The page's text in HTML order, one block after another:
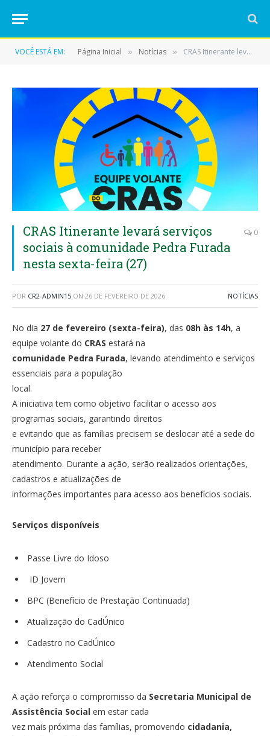
VOCÊ ESTÁ EM: Página Inicial » Notícias » CRAS Itinerante levará serviços sociais à comunidade Pedra Furada nesta sexta-feira (27)
CRAS Itinerante levará serviços
sociais à comunidade Pedra Furada
nesta sexta-feira (27)
0
POR CR2-ADMIN15 ON 26 DE FEVEREIRO DE 2026 NOTÍCIAS
No dia 27 de fevereiro (sexta-feira), das 08h às 14h, a
equipe volante do CRAS estará na
comunidade Pedra Furada, levando atendimento e serviços
essenciais para a população
local.
A iniciativa tem como objetivo facilitar o acesso aos
programas sociais, garantindo direitos
e evitando que as famílias precisem se deslocar até a sede do
município para receber
atendimento. Durante a ação, serão realizados orientações,
cadastros e atualizações de
informações importantes para acesso aos benefícios sociais.
Serviços disponíveis
Passe Livre do Idoso
ID Jovem
BPC (Benefício de Prestação Continuada)
Atualização do CadÚnico
Cadastro no CadÚnico
Atendimento Social
A ação reforça o compromisso da Secretaria Municipal de
Assistência Social em estar cada
vez mais próxima das famílias, promovendo cidadania,